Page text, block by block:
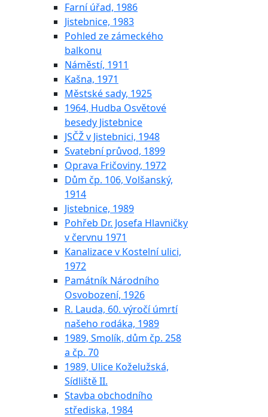
Farní úřad, 1986
Jistebnice, 1983
Pohled ze zámeckého
balkonu
Náměstí, 1911
Kašna, 1971
Městské sady, 1925
1964, Hudba Osvětové
besedy Jistebnice
JSČŽ v Jistebnici, 1948
Svatební průvod, 1899
Oprava Fričoviny, 1972
Dům čp. 106, Volšanský,
1914
Jistebnice, 1989
Pohřeb Dr. Josefa Hlavničky
v červnu 1971
Kanalizace v Kostelní ulici,
1972
Památník Národního
Osvobození, 1926
R. Lauda, 60. výročí úmrtí
našeho rodáka, 1989
1989, Smolík, dům čp. 258
a čp. 70
1989, Ulice Koželužská,
Sídliště II.
Stavba obchodního
střediska, 1984